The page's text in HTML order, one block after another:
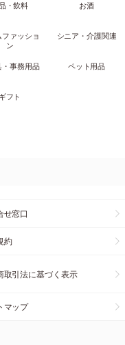
・飲料 お酒
ファッショ
ン
シニア・介護関連
・事務用品 ペット用品
ギフト
せ窓口
約
取引法に基づく表示
マップ